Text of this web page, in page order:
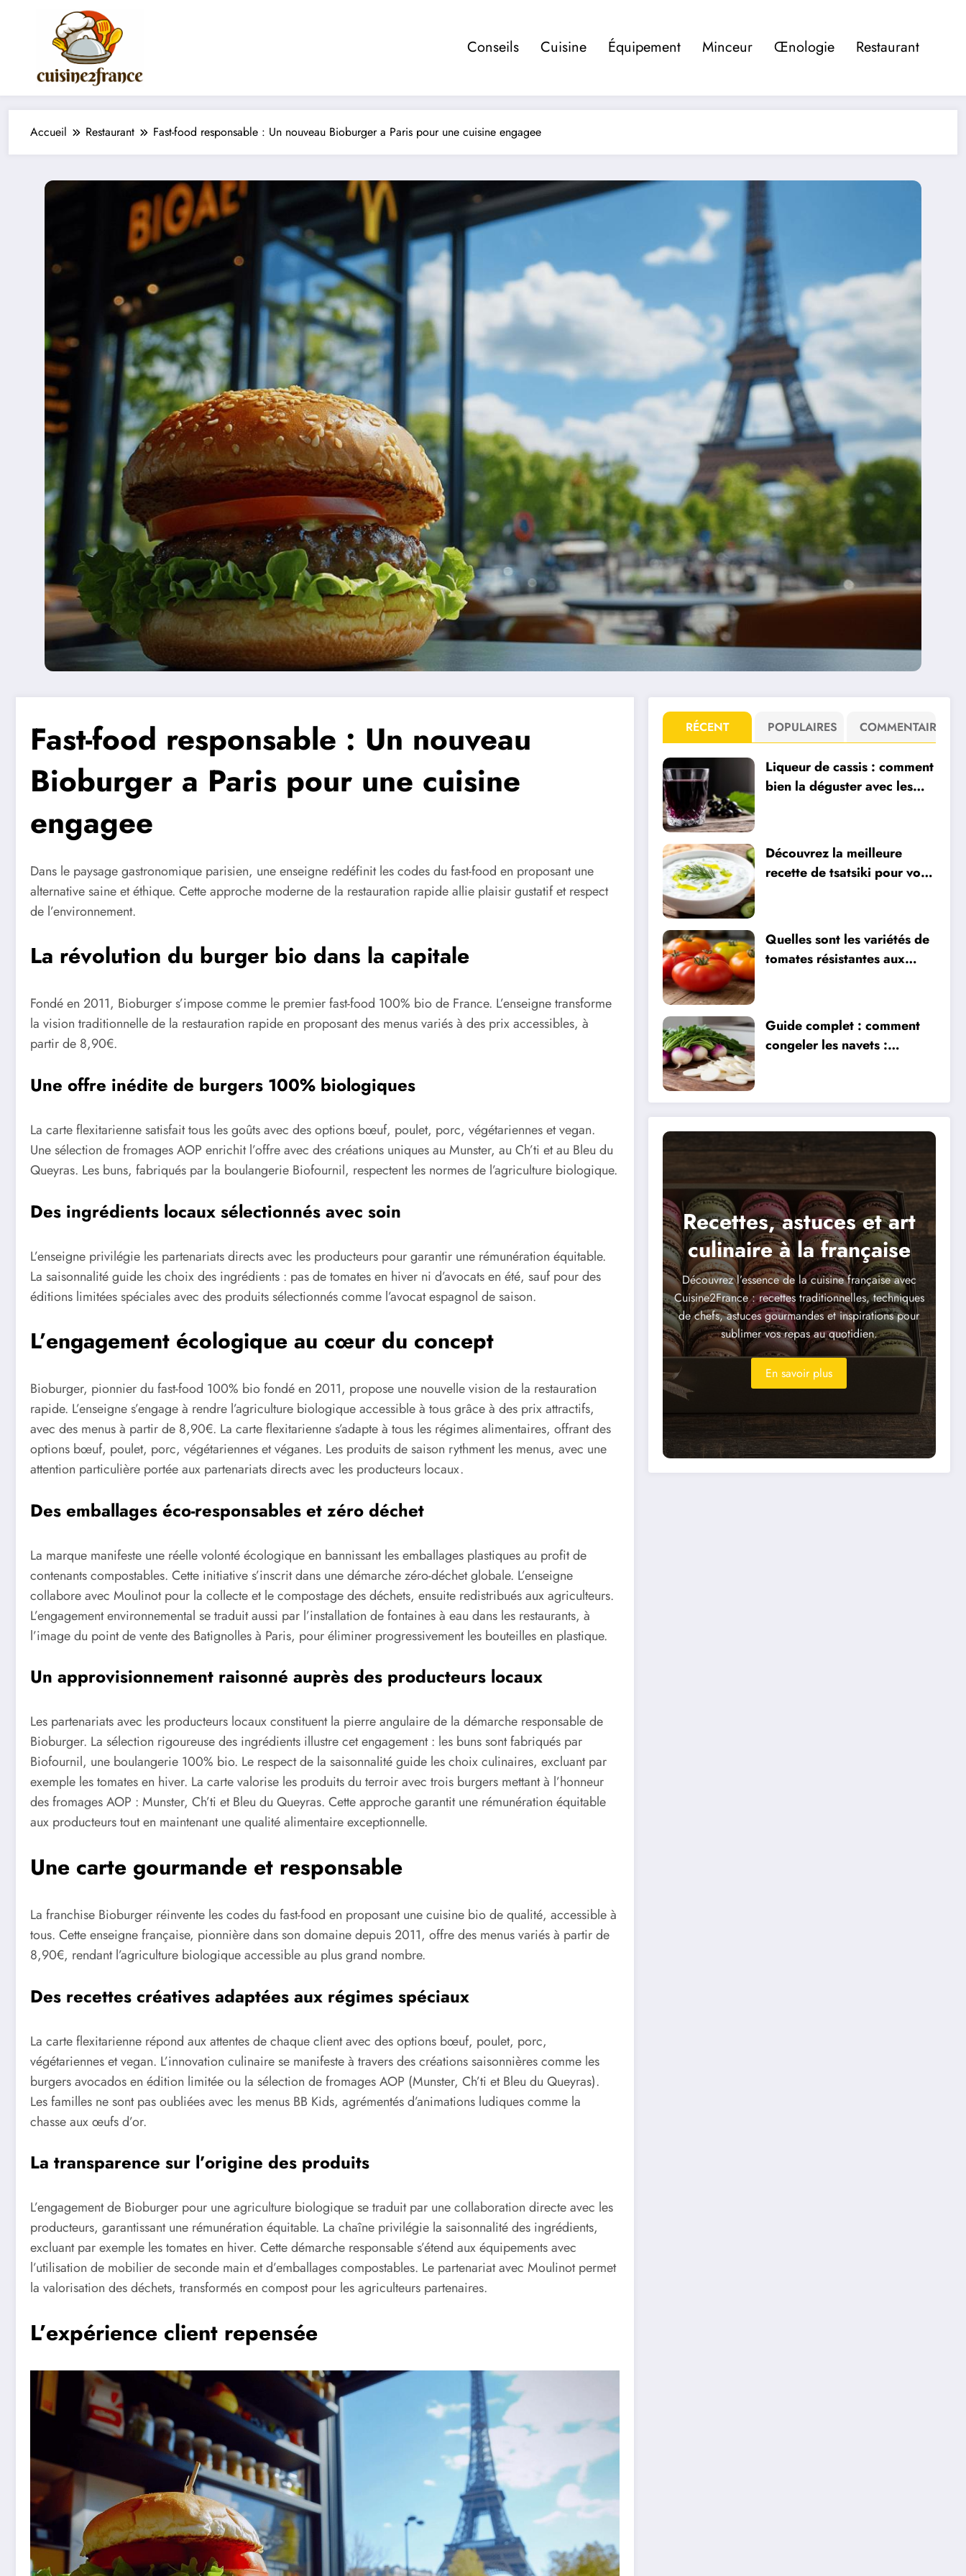
Conseils Cuisine Équipement Minceur Œnologie Restaurant
Accueil Restaurant Fast-food responsable : Un nouveau Bioburger a Paris pour une cuisine engagee
Fast-food responsable : Un nouveau
Bioburger a Paris pour une cuisine
engagee
Dans le paysage gastronomique parisien, une enseigne redéfinit les codes du fast-food en proposant une
alternative saine et éthique. Cette approche moderne de la restauration rapide allie plaisir gustatif et respect
de l’environnement.
La révolution du burger bio dans la capitale
Fondé en 2011, Bioburger s’impose comme le premier fast-food 100% bio de France. L’enseigne transforme
la vision traditionnelle de la restauration rapide en proposant des menus variés à des prix accessibles, à
partir de 8,90€.
Une offre inédite de burgers 100% biologiques
La carte flexitarienne satisfait tous les goûts avec des options bœuf, poulet, porc, végétariennes et vegan.
Une sélection de fromages AOP enrichit l’offre avec des créations uniques au Munster, au Ch’ti et au Bleu du
Queyras. Les buns, fabriqués par la boulangerie Biofournil, respectent les normes de l’agriculture biologique.
Des ingrédients locaux sélectionnés avec soin
L’enseigne privilégie les partenariats directs avec les producteurs pour garantir une rémunération équitable.
La saisonnalité guide les choix des ingrédients : pas de tomates en hiver ni d’avocats en été, sauf pour des
éditions limitées spéciales avec des produits sélectionnés comme l’avocat espagnol de saison.
L’engagement écologique au cœur du concept
Bioburger, pionnier du fast-food 100% bio fondé en 2011, propose une nouvelle vision de la restauration
rapide. L’enseigne s’engage à rendre l’agriculture biologique accessible à tous grâce à des prix attractifs,
avec des menus à partir de 8,90€. La carte flexitarienne s’adapte à tous les régimes alimentaires, offrant des
options bœuf, poulet, porc, végétariennes et véganes. Les produits de saison rythment les menus, avec une
attention particulière portée aux partenariats directs avec les producteurs locaux.
Des emballages éco-responsables et zéro déchet
La marque manifeste une réelle volonté écologique en bannissant les emballages plastiques au profit de
contenants compostables. Cette initiative s’inscrit dans une démarche zéro-déchet globale. L’enseigne
collabore avec Moulinot pour la collecte et le compostage des déchets, ensuite redistribués aux agriculteurs.
L’engagement environnemental se traduit aussi par l’installation de fontaines à eau dans les restaurants, à
l’image du point de vente des Batignolles à Paris, pour éliminer progressivement les bouteilles en plastique.
Un approvisionnement raisonné auprès des producteurs locaux
Les partenariats avec les producteurs locaux constituent la pierre angulaire de la démarche responsable de
Bioburger. La sélection rigoureuse des ingrédients illustre cet engagement : les buns sont fabriqués par
Biofournil, une boulangerie 100% bio. Le respect de la saisonnalité guide les choix culinaires, excluant par
exemple les tomates en hiver. La carte valorise les produits du terroir avec trois burgers mettant à l’honneur
des fromages AOP : Munster, Ch’ti et Bleu du Queyras. Cette approche garantit une rémunération équitable
aux producteurs tout en maintenant une qualité alimentaire exceptionnelle.
Une carte gourmande et responsable
La franchise Bioburger réinvente les codes du fast-food en proposant une cuisine bio de qualité, accessible à
tous. Cette enseigne française, pionnière dans son domaine depuis 2011, offre des menus variés à partir de
8,90€, rendant l’agriculture biologique accessible au plus grand nombre.
Des recettes créatives adaptées aux régimes spéciaux
La carte flexitarienne répond aux attentes de chaque client avec des options bœuf, poulet, porc,
végétariennes et vegan. L’innovation culinaire se manifeste à travers des créations saisonnières comme les
burgers avocados en édition limitée ou la sélection de fromages AOP (Munster, Ch’ti et Bleu du Queyras).
Les familles ne sont pas oubliées avec les menus BB Kids, agrémentés d’animations ludiques comme la
chasse aux œufs d’or.
La transparence sur l’origine des produits
L’engagement de Bioburger pour une agriculture biologique se traduit par une collaboration directe avec les
producteurs, garantissant une rémunération équitable. La chaîne privilégie la saisonnalité des ingrédients,
excluant par exemple les tomates en hiver. Cette démarche responsable s’étend aux équipements avec
l’utilisation de mobilier de seconde main et d’emballages compostables. Le partenariat avec Moulinot permet
la valorisation des déchets, transformés en compost pour les agriculteurs partenaires.
L’expérience client repensée
RÉCENT POPULAIRES COMMENTAIRE
Liqueur de cassis : comment
bien la déguster avec les
Découvrez la meilleure
recette de tsatsiki pour vos
Quelles sont les variétés de
tomates résistantes aux
Guide complet : comment
congeler les navets :
leur fraîcheur
Recettes, astuces et art
culinaire à la française
Découvrez l’essence de la cuisine française avec
Cuisine2France : recettes traditionnelles, techniques
de chefs, astuces gourmandes et inspirations pour
sublimer vos repas au quotidien.
En savoir plus